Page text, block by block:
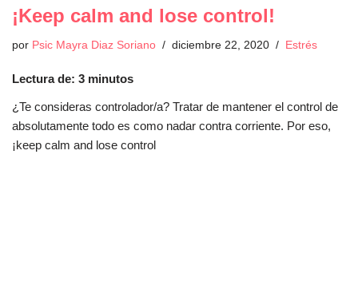
¡Keep calm and lose control!
por Psic Mayra Diaz Soriano diciembre 22, 2020 Estrés
Lectura de: 3 minutos
¿Te consideras controlador/a? Tratar de mantener el control de
absolutamente todo es como nadar contra corriente. Por eso,
¡keep calm and lose control